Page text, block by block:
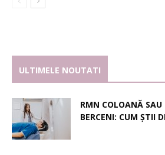
ULTIMELE NOUTATI
RMN COLOANĂ SAU
BERCENI: CUM ȘTII